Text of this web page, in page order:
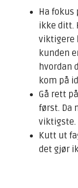
Ha fokus
ikke ditt.
viktigere
kunden
hvordan
kom på
Gå rett
først. Da
viktigste.
Kutt ut
det gjør